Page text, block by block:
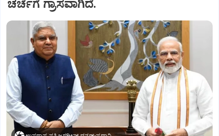
ಚರ್ಚೆಗೆ ಗ್ರಾಸವಾಗಿದೆ.